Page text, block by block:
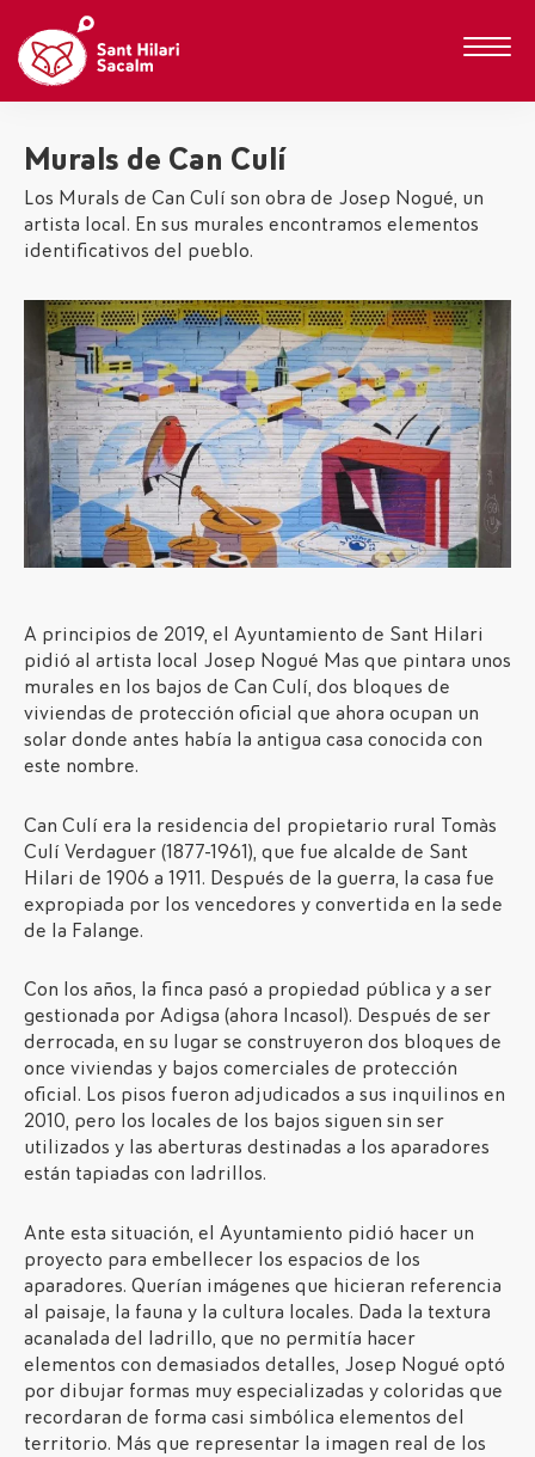
Murals de Can Culí
Los Murals de Can Culí son obra de Josep Nogué, un
artista local. En sus murales encontramos elementos
identificativos del pueblo.
A principios de 2019, el Ayuntamiento de Sant Hilari
pidió al artista local Josep Nogué Mas que pintara unos
murales en los bajos de Can Culí, dos bloques de
viviendas de protección oficial que ahora ocupan un
solar donde antes había la antigua casa conocida con
este nombre.
Can Culí era la residencia del propietario rural Tomàs
Culí Verdaguer (1877-1961), que fue alcalde de Sant
Hilari de 1906 a 1911. Después de la guerra, la casa fue
expropiada por los vencedores y convertida en la sede
de la Falange.
Con los años, la finca pasó a propiedad pública y a ser
gestionada por Adigsa (ahora Incasol). Después de ser
derrocada, en su lugar se construyeron dos bloques de
once viviendas y bajos comerciales de protección
oficial. Los pisos fueron adjudicados a sus inquilinos en
2010, pero los locales de los bajos siguen sin ser
utilizados y las aberturas destinadas a los aparadores
están tapiadas con ladrillos.
Ante esta situación, el Ayuntamiento pidió hacer un
proyecto para embellecer los espacios de los
aparadores. Querían imágenes que hicieran referencia
al paisaje, la fauna y la cultura locales. Dada la textura
acanalada del ladrillo, que no permitía hacer
elementos con demasiados detalles, Josep Nogué optó
por dibujar formas muy especializadas y coloridas que
recordaran de forma casi simbólica elementos del
territorio. Más que representar la imagen real de los